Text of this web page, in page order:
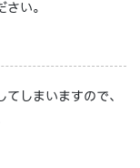
い。
しまいますので、